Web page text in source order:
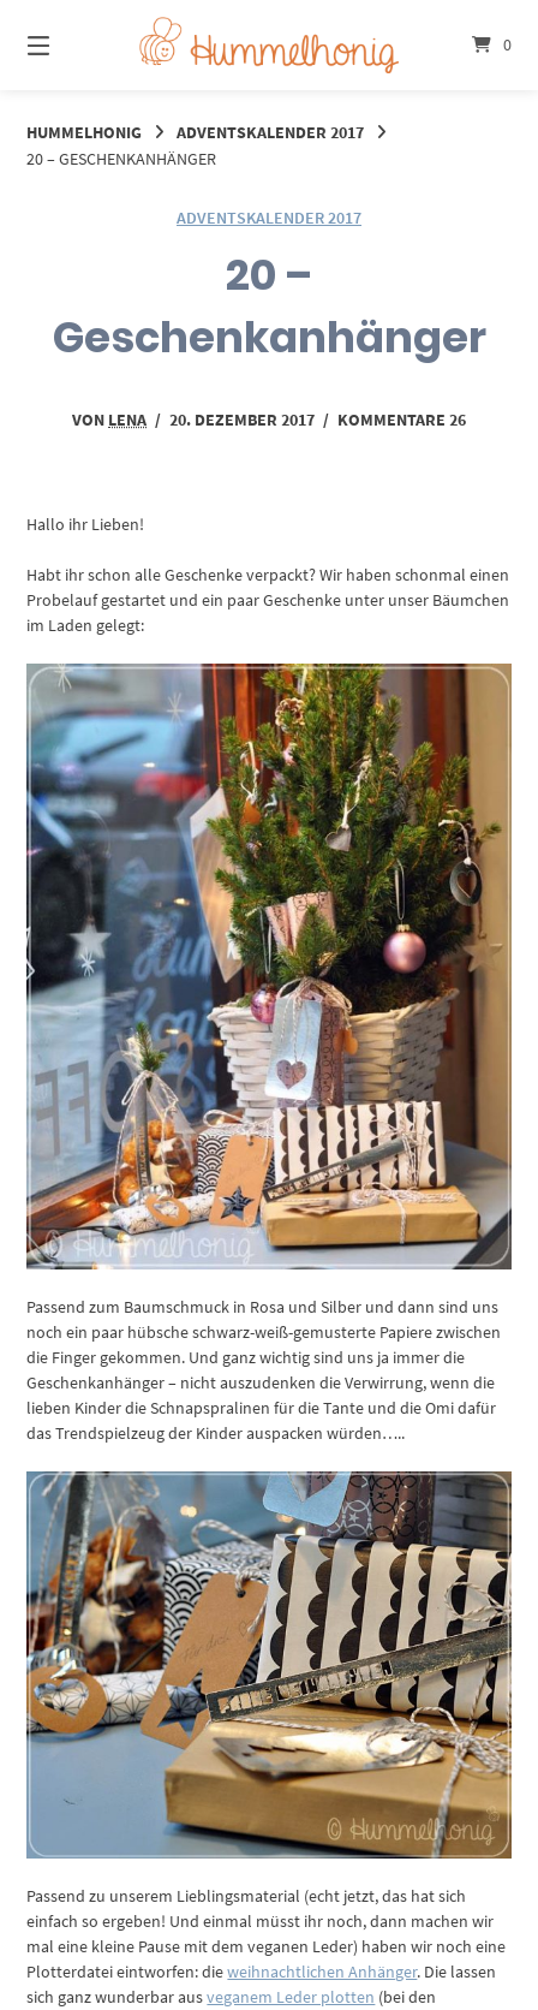
zum
Inhalt
0
HUMMELHONIG
ADVENTSKALENDER 2017
20 – GESCHENKANHÄNGER
ADVENTSKALENDER 2017
20 –
Geschenkanhänger
VON LENA / 20. DEZEMBER 2017 / KOMMENTARE 26
Hallo ihr Lieben!
Habt ihr schon alle Geschenke verpackt? Wir haben schonmal einen
Probelauf gestartet und ein paar Geschenke unter unser Bäumchen
im Laden gelegt:
Passend zum Baumschmuck in Rosa und Silber und dann sind uns
noch ein paar hübsche schwarz-weiß-gemusterte Papiere zwischen
die Finger gekommen. Und ganz wichtig sind uns ja immer die
Geschenkanhänger – nicht auszudenken die Verwirrung, wenn die
lieben Kinder die Schnapspralinen für die Tante und die Omi dafür
das Trendspielzeug der Kinder auspacken würden…..
Passend zu unserem Lieblingsmaterial (echt jetzt, das hat sich
einfach so ergeben! Und einmal müsst ihr noch, dann machen wir
mal eine kleine Pause mit dem veganen Leder) haben wir noch eine
Plotterdatei eintworfen: dieweihnachtlichen Anhänger. Die lassen
sich ganz wunderbar ausveganem Leder plotten (bei den